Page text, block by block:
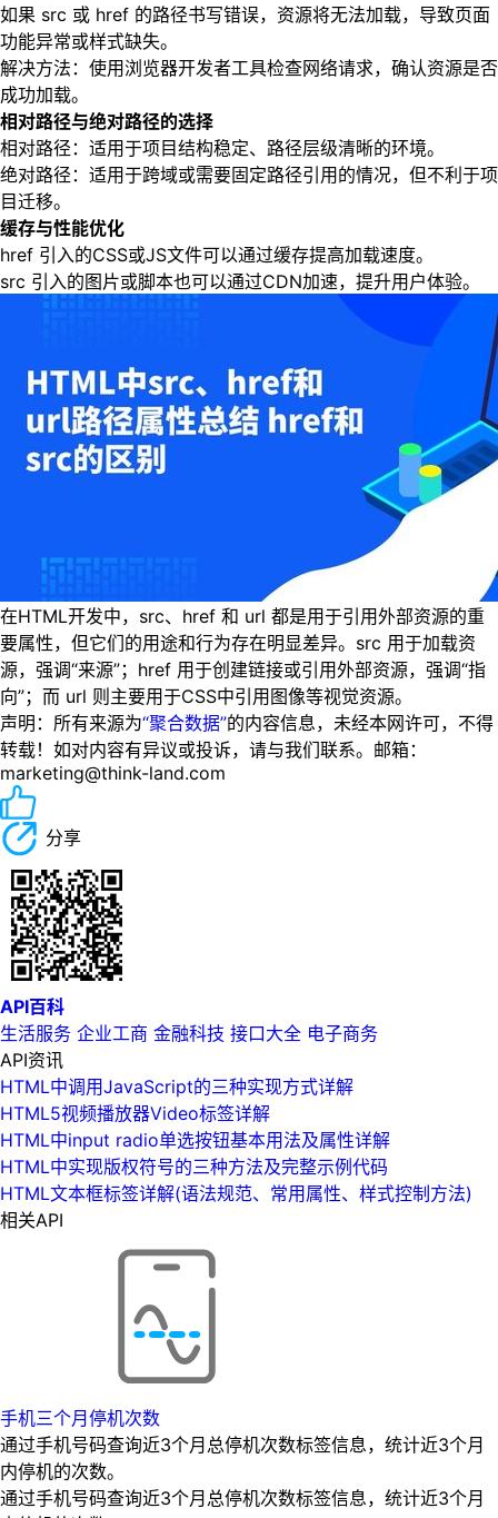
如果 src 或 href 的路径书写错误，资源将无法加载，导致页面
功能异常或样式缺失。
解决方法：使用浏览器开发者工具检查网络请求，确认资源是否
成功加载。
相对路径与绝对路径的选择
相对路径：适用于项目结构稳定、路径层级清晰的环境。
绝对路径：适用于跨域或需要固定路径引用的情况，但不利于项
目迁移。
缓存与性能优化
href 引入的CSS或JS文件可以通过缓存提高加载速度。
src 引入的图片或脚本也可以通过CDN加速，提升用户体验。
在HTML开发中，src、href 和 url 都是用于引用外部资源的重
要属性，但它们的用途和行为存在明显差异。src 用于加载资
源，强调“来源”；href 用于创建链接或引用外部资源，强调“指
向”；而 url 则主要用于CSS中引用图像等视觉资源。
声明：所有来源为“聚合数据”的内容信息，未经本网许可，不得
转载！如对内容有异议或投诉，请与我们联系。邮箱：
marketing@think-land.com
分享
API百科
生活服务 企业工商 金融科技 接口大全 电子商务
API资讯
HTML中调用JavaScript的三种实现方式详解
HTML5视频播放器Video标签详解
HTML中input radio单选按钮基本用法及属性详解
HTML中实现版权符号的三种方法及完整示例代码
HTML文本框标签详解(语法规范、常用属性、样式控制方法)
相关API
手机三个月停机次数
通过手机号码查询近3个月总停机次数标签信息，统计近3个月
内停机的次数。
通过手机号码查询近3个月总停机次数标签信息，统计近3个月